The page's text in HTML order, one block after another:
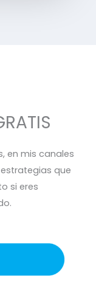
en mis canales
que
si eres